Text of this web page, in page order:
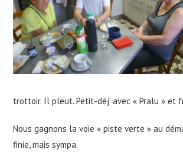
trottoir. Il pleut. Petit-déj’ avec « Pralu » et
Nous gagnons la voie « piste verte » au
finie, mais sympa.